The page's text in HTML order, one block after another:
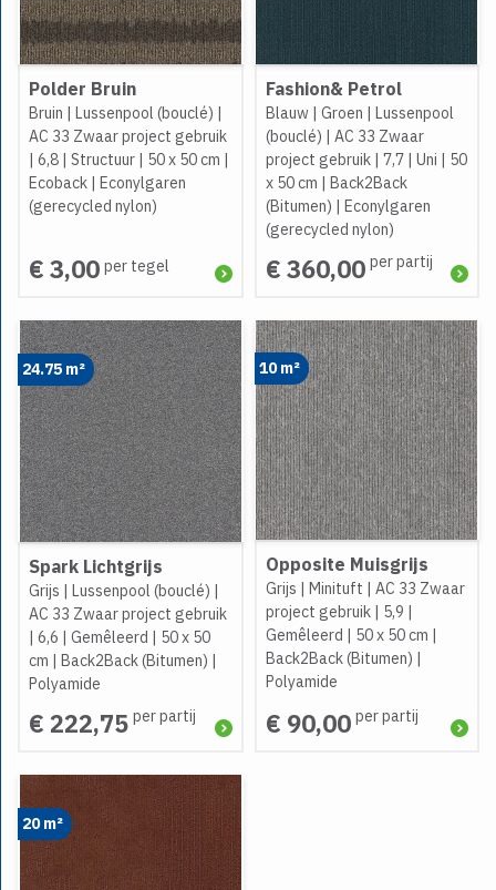
Polder Bruin
Bruin | Lussenpool (bouclé) |
AC 33 Zwaar project gebruik
| 6,8 | Structuur | 50 x 50 cm |
Ecoback | Econylgaren
(gerecycled nylon)
€ 3,00 per tegel
Fashion& Petrol
Blauw| Groen | Lussenpool
(bouclé) | AC 33 Zwaar
project gebruik| 7,7| Uni | 50
x 50 cm | Back2Back
(Bitumen) | Econylgaren
(gerecycled nylon)
€ 360,00 per partij
24.75 m²
Spark Lichtgrijs
Grijs | Lussenpool (bouclé) |
AC 33 Zwaar project gebruik
| 6,6 | Gemêleerd | 50 x 50
cm | Back2Back (Bitumen) |
Polyamide
€ 222,75 per partij
10 m²
Opposite Muisgrijs
Grijs | Minituft | AC 33 Zwaar
project gebruik| 5,9 |
Gemêleerd | 50 x 50 cm |
Back2Back (Bitumen) |
Polyamide
€ 90,00 per partij
20 m²